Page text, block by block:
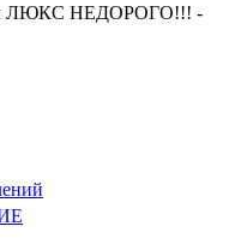
ЛЮКС НЕДОРОГО!!! -